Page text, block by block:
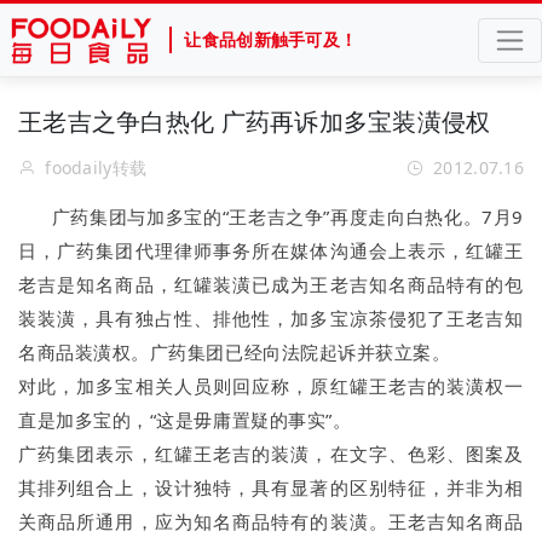
让食品创新触手可及！
王老吉之争白热化 广药再诉加多宝装潢侵权
foodaily转载 2012.07.16
广药集团与加多宝的“王老吉之争”再度走向白热化。7月9
日，广药集团代理律师事务所在媒体沟通会上表示，红罐王
老吉是知名商品，红罐装潢已成为王老吉知名商品特有的包
装装潢，具有独占性、排他性，加多宝凉茶侵犯了王老吉知
名商品装潢权。广药集团已经向法院起诉并获立案。
对此，加多宝相关人员则回应称，原红罐王老吉的装潢权一
直是加多宝的，“这是毋庸置疑的事实”。
广药集团表示，红罐王老吉的装潢，在文字、色彩、图案及
其排列组合上，设计独特，具有显著的区别特征，并非为相
关商品所通用，应为知名商品特有的装潢。王老吉知名商品